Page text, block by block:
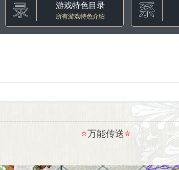
游戏特色目录
所有游戏特色介绍
⭐万能传送⭐